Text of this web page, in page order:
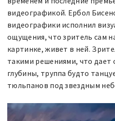
видеографикой. Ербол
видеографики исполнил
ощущения, что зритель сам
картинке, живет в ней.
такими решениями, что
глубины, труппа будто
тюльпанов под звездным